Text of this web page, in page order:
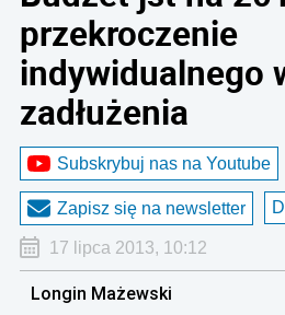
przekroczenie
indywidualnego
zadłużenia
Subskrybuj nas na Youtube
Zapisz się na newsletter
17 lipca 2013, 10:12
Longin Mażewski